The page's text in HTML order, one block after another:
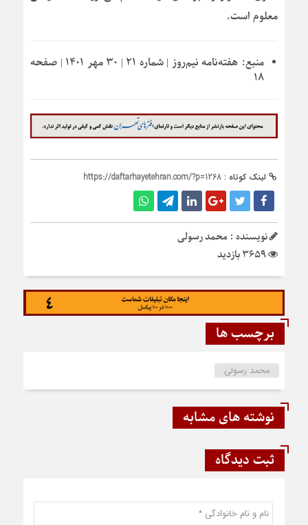
معلوم است.
منبع:
هفته‌نامه نیم‌روز | شماره ۲۱ | ۳۰ مهر ۱۴۰۱ | صفحه
۱۸
لینک کوتاه : https://daftarhayetehran.com/?p=1268
نویسنده : محمد رسولی
برچسب ها
محمد رسولی
نوشته های مشابه
ثبت دیدگاه